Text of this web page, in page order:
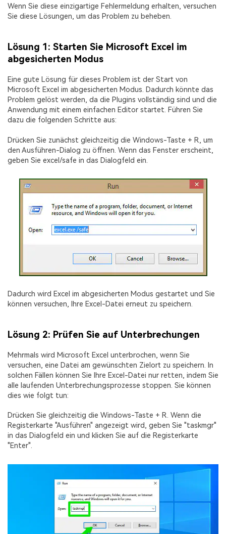
Wenn Sie diese einzigartige Fehlermeldung erhalten, versuchen
Sie diese Lösungen, um das Problem zu beheben.
Lösung 1: Starten Sie Microsoft Excel im
abgesicherten Modus
Eine gute Lösung für dieses Problem ist der Start von
Microsoft Excel im abgesicherten Modus. Dadurch könnte das
Problem gelöst werden, da die Plugins vollständig sind und die
Anwendung mit einem einfachen Editor startet. Führen Sie
dazu die folgenden Schritte aus:
Drücken Sie zunächst gleichzeitig die Windows-Taste + R, um
den Ausführen-Dialog zu öffnen. Wenn das Fenster erscheint,
geben Sie excel/safe in das Dialogfeld ein.
Dadurch wird Excel im abgesicherten Modus gestartet und Sie
können versuchen, Ihre Excel-Datei erneut zu speichern.
Lösung 2: Prüfen Sie auf Unterbrechungen
Mehrmals wird Microsoft Excel unterbrochen, wenn Sie
versuchen, eine Datei am gewünschten Zielort zu speichern. In
solchen Fällen können Sie Ihre Excel-Datei nur retten, indem Sie
alle laufenden Unterbrechungsprozesse stoppen. Sie können
dies wie folgt tun:
Drücken Sie gleichzeitig die Windows-Taste + R. Wenn die
Registerkarte "Ausführen" angezeigt wird, geben Sie "taskmgr"
in das Dialogfeld ein und klicken Sie auf die Registerkarte
"Enter".